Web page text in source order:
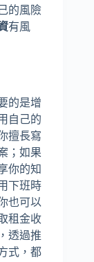
的風險
有風
的是增
自己的
擅長寫
；如果
你的知
下班時
也可以
租金收
透過推
式，都